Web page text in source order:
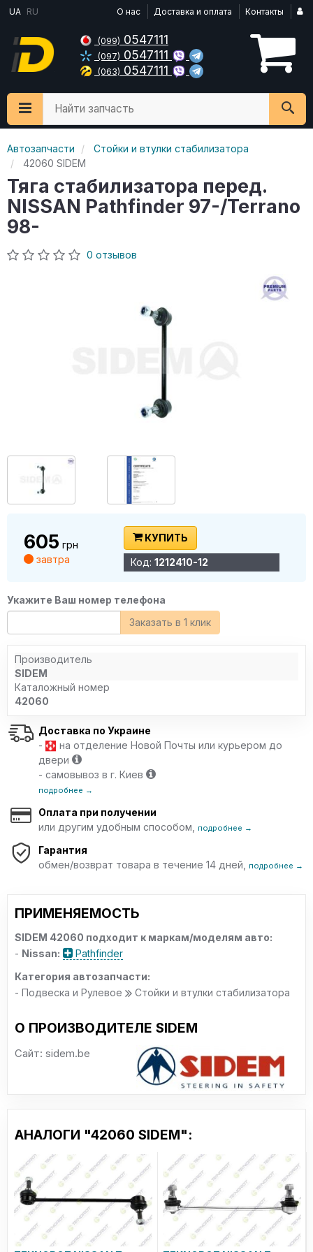
UA RU О нас Доставка и оплата Контакты
(099) 0547111
(097) 0547111
(063) 0547111
Найти запчасть
Автозапчасти
Стойки и втулки стабилизатора
42060 SIDEM
Тяга стабилизатора перед.
NISSAN Pathfinder 97-/Terrano
98-
0 отзывов
605 грн
завтра
КУПИТЬ
Код: 1212410-12
Укажите Ваш номер телефона
Заказать в 1 клик
Производитель
SIDEM
Каталожный номер
42060
Доставка по Украине
-
на отделение Новой Почты или курьером до
двери
- самовывоз в г. Киев
подробнее →
Оплата при получении
или другим удобным способом,
подробнее →
Гарантия
обмен/возврат товара в течение 14 дней,
подробнее →
ПРИМЕНЯЕМОСТЬ
SIDEM 42060 подходит к маркам/моделям авто:
- Nissan:
Pathfinder
Категория автозапчасти:
- Подвеска и Рулевое
Стойки и втулки стабилизатора
О ПРОИЗВОДИТЕЛЕ SIDEM
Сайт: sidem.be
АНАЛОГИ "42060 SIDEM":